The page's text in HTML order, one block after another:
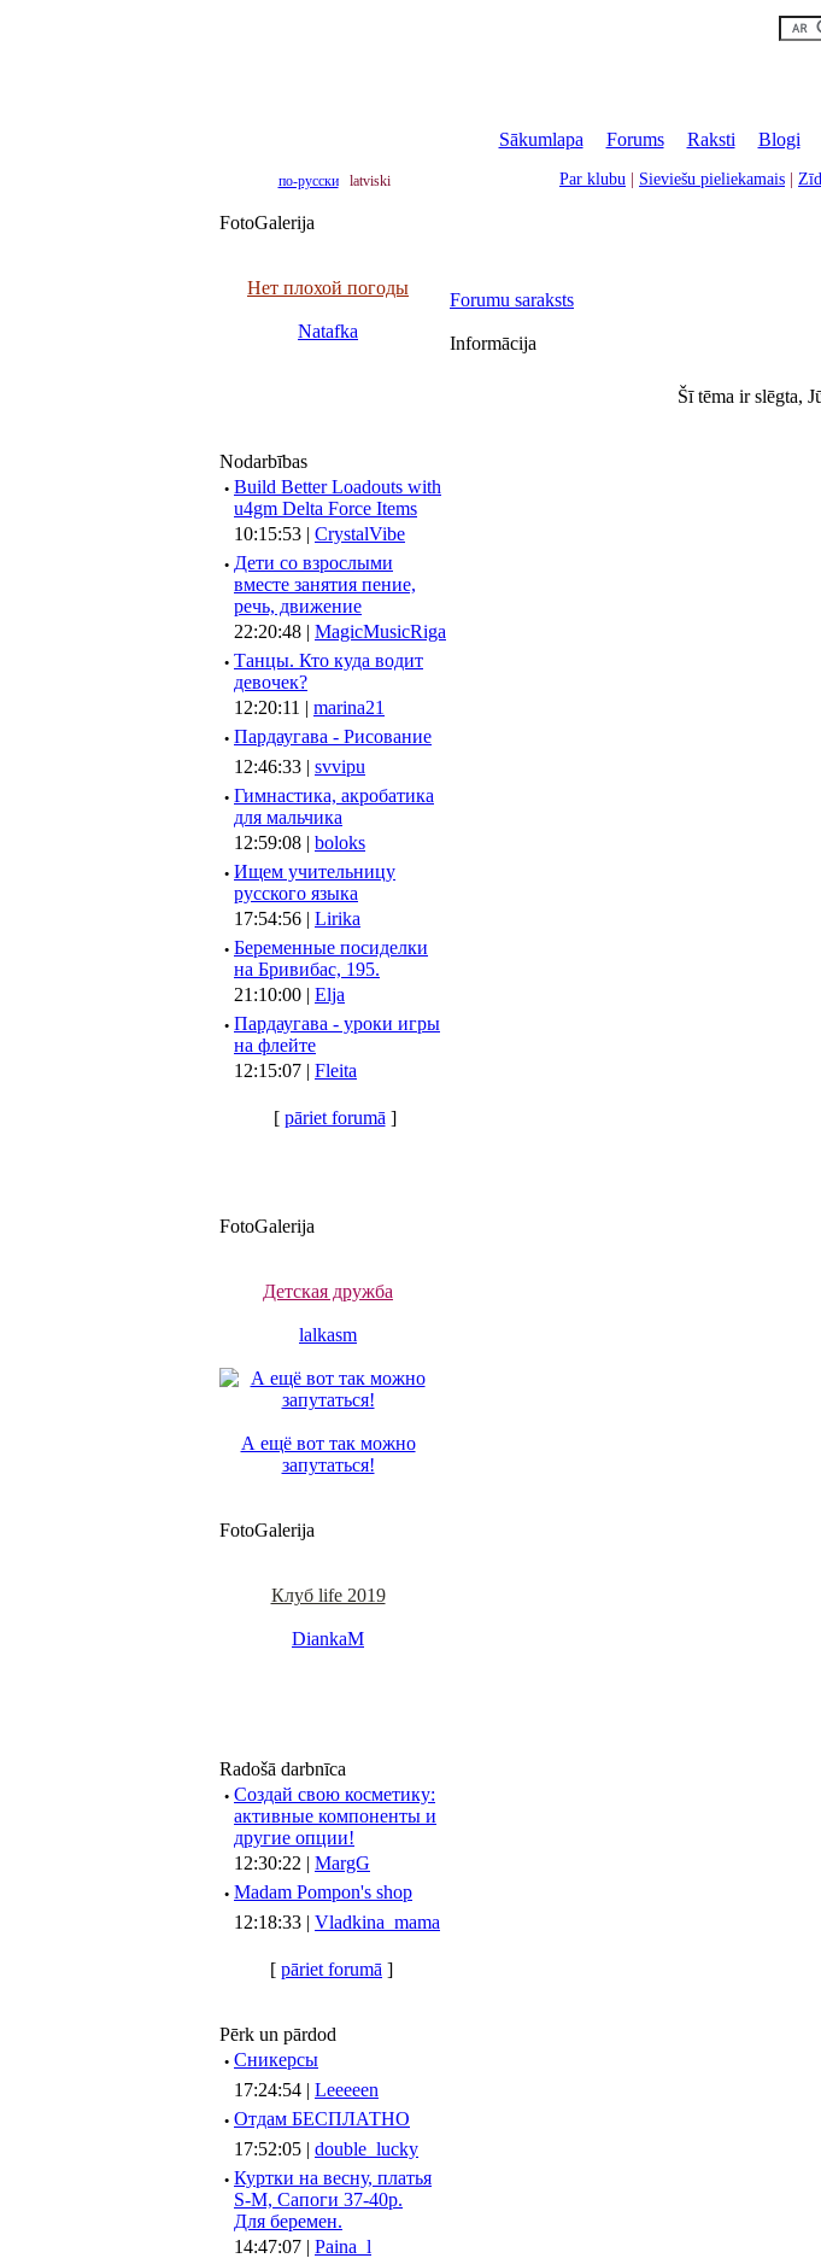
Sākumlapa
Forums| Raksti Blogi
по-русски latviski Par klubu Sieviešu pieliekamais
FotoGalerija
Нет плохой погоды
Natafka
Nodarbības
· Build Better Loadouts with
u4gm Delta Force Items
10:15:53 | CrystalVibe
· Дети со взрослыми
вместе занятия пение,
речь, движение
22:20:48 | MagicMusicRiga
· Танцы. Кто куда водит
девочек?
12:20:11 | marina21
· Пардаугава - Рисование
12:46:33 | svvipu
· Гимнастика, акробатика
для мальчика
12:59:08 | boloks
· Ищем учительницу
русского языка
17:54:56 | Lirika
· Беременные посиделки
на Бривибас, 195.
21:10:00 | Elja
· Пардаугава - уроки игры
на флейте
12:15:07 | Fleita
[ pāriet forumā ]
FotoGalerija
Детская дружба
lalkasm
А ещё вот так можно
запутаться!
FotoGalerija
Клуб life 2019
DiankaM
Radošā darbnīca
· Создай свою косметику:
активные компоненты и
другие опции!
12:30:22 | MargG
· Madam Pompon's shop
12:18:33 | Vladkina_mama
[ pāriet forumā ]
Pērk un pārdod
· Сникерсы
17:24:54 | Leeeeen
· Отдам БЕСПЛАТНО
17:52:05 | double_lucky
· Куртки на весну, платья
S-M, Сапоги 37-40р.
Для беремен.
14:47:07 | Paina_l
Forumu saraksts
Informācija
Šī tēma ir slēgta,